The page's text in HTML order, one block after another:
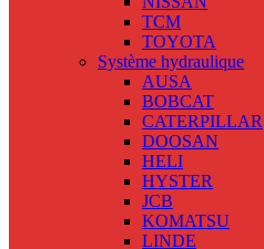
TCM
TOYOTA
Système hydraulique
AUSA
BOBCAT
CATERPILLAR
DOOSAN
HELI
HYSTER
JCB
KOMATSU
LINDE